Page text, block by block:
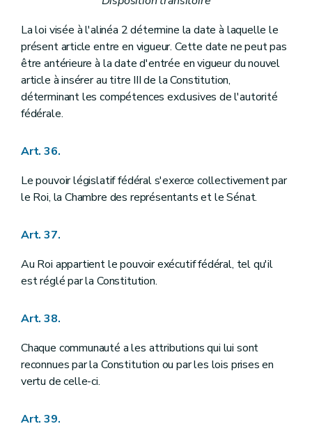
La loi visée à l'alinéa 2 détermine la date à laquelle le
présent article entre en vigueur. Cette date ne peut pas
être antérieure à la date d'entrée en vigueur du nouvel
article à insérer au titre III de la Constitution,
déterminant les compétences exclusives de l'autorité
fédérale.
Art. 36.
Le pouvoir législatif fédéral s'exerce collectivement par
le Roi, la Chambre des représentants et le Sénat.
Art. 37.
Au Roi appartient le pouvoir exécutif fédéral, tel qu'il
est réglé par la Constitution.
Art. 38.
Chaque communauté a les attributions qui lui sont
reconnues par la Constitution ou par les lois prises en
vertu de celle-ci.
Art. 39.